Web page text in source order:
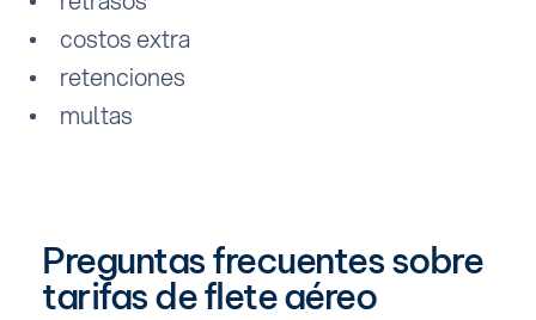
costos extra
retenciones
multas
Preguntas frecuentes sobre
tarifas de flete aéreo